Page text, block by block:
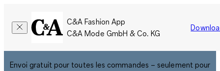
C&A Fashion App
C&A Mode GmbH & Co. KG
Envoi gratuit pour toutes les commandes – seulement pour